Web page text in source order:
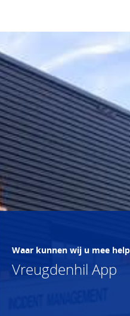
Waar kunnen wij u mee
Vreugdenhil App